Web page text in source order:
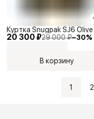
20 300 ₽29 000 ₽−30%
Куртка Snugpak SJ6 Olive
В корзину
1 2